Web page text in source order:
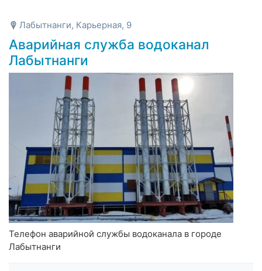
Лабытнанги, Карьерная, 9
Аварийная служба водоканал
Лабытнанги
Телефон аварийной службы водоканала в городе
Лабытнанги